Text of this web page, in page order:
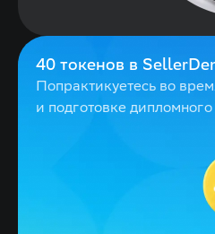
40 токенов в
Попрактикуетесь во
и подготовке